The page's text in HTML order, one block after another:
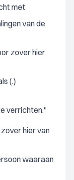
met
van de
zover hier
(.)
verrichten."
hier van
waaraan